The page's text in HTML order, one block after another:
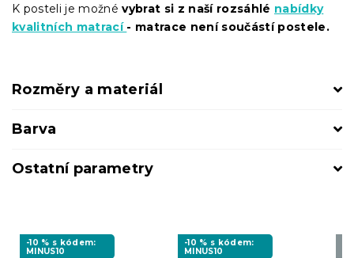
K posteli je možné vybrat si z naší rozsáhlé nabídky
kvalitních matrací - matrace není součástí postele.
Rozměry a materiál
Barva
Ostatní parametry
-10 % s kódem:
MINUS10
-10 % s kódem:
MINUS10